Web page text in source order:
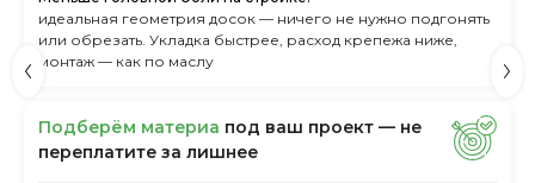
идеальная геометрия досок — ничего не нужно подгонять
или обрезать. Укладка быстрее, расход крепежа ниже,
монтаж — как по маслу
Пoдбepём мaтepиa пoд вaш пpoeкт — нe
пepeплaтитe зa лишнee